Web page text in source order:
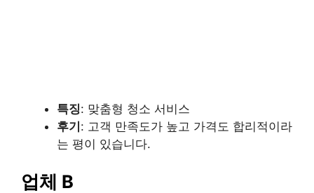
특징: 맞춤형 청소 서비스
후기 : 고객 만족도가 높고 가격도 합리적이라
는 평이 있습니다.
업체 B